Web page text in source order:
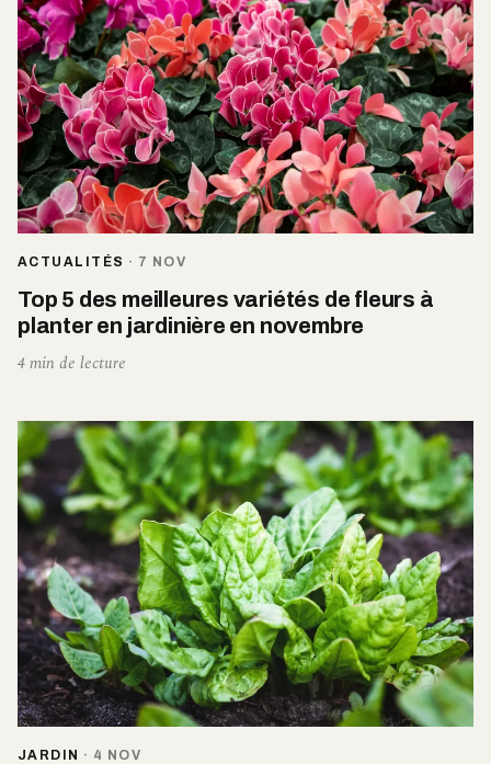
ACTUALITÉS · 7 NOV
Top 5 des meilleures variétés de fleurs à
planter en jardinière en novembre
4 min de lecture
JARDIN · 4 NOV